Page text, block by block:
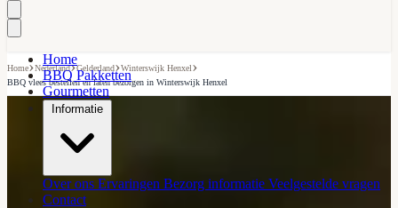
Home
BBQ Pakketten
Gourmetten
Informatie
Over ons Ervaringen Bezorg informatie Veelgestelde vragen
Contact
Home›Nederland›Gelderland›Winterswijk Henxel›
BBQ vlees bestellen en laten bezorgen in Winterswijk Henxel